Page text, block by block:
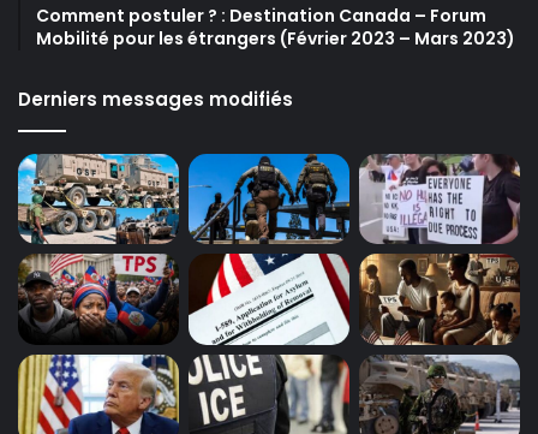
Comment postuler ? : Destination Canada – Forum
Mobilité pour les étrangers (Février 2023 – Mars 2023)
Derniers messages modifiés